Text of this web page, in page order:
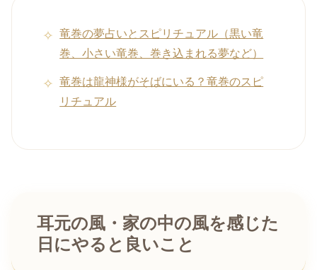
竜巻の夢占いとスピリチュアル（黒い竜
巻、小さい竜巻、巻き込まれる夢など）
竜巻は龍神様がそばにいる？竜巻のスピ
リチュアル
耳元の風・家の中の風を感じた
日にやると良いこと